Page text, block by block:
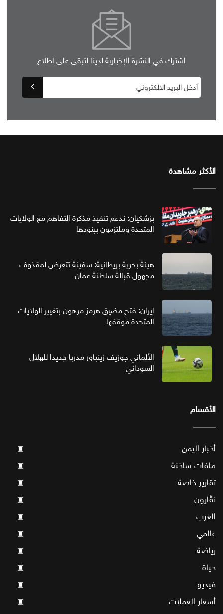
اشترك في النشرة الإخبارية لدينا لتبقى على اطلاع
الأكثر مشاهدة
بزشكيان: ندعم تنفيذ مذكرة التفاهم مع الولايات
المتحدة وملتزمون ببنودها
هيئة بحرية بريطانية: سفينة تتعرض لمقذوف
مجهول قبالة سلطنة عمان
إيران: فتح مضيق هرمز مرهون بتغيير الولايات
المتحدة موقفها
الألماني جوزيف زينباور مدربا جديدا للهلال
السوداني
الأقسام
أخبار اليمن ▣
ملفات ساخنة ▣
تقارير خاصة ▣
نقّارون ▣
العرب ▣
عالمي ▣
رياضة ▣
حياة ▣
فيديو ▣
أسعار العملات ▣